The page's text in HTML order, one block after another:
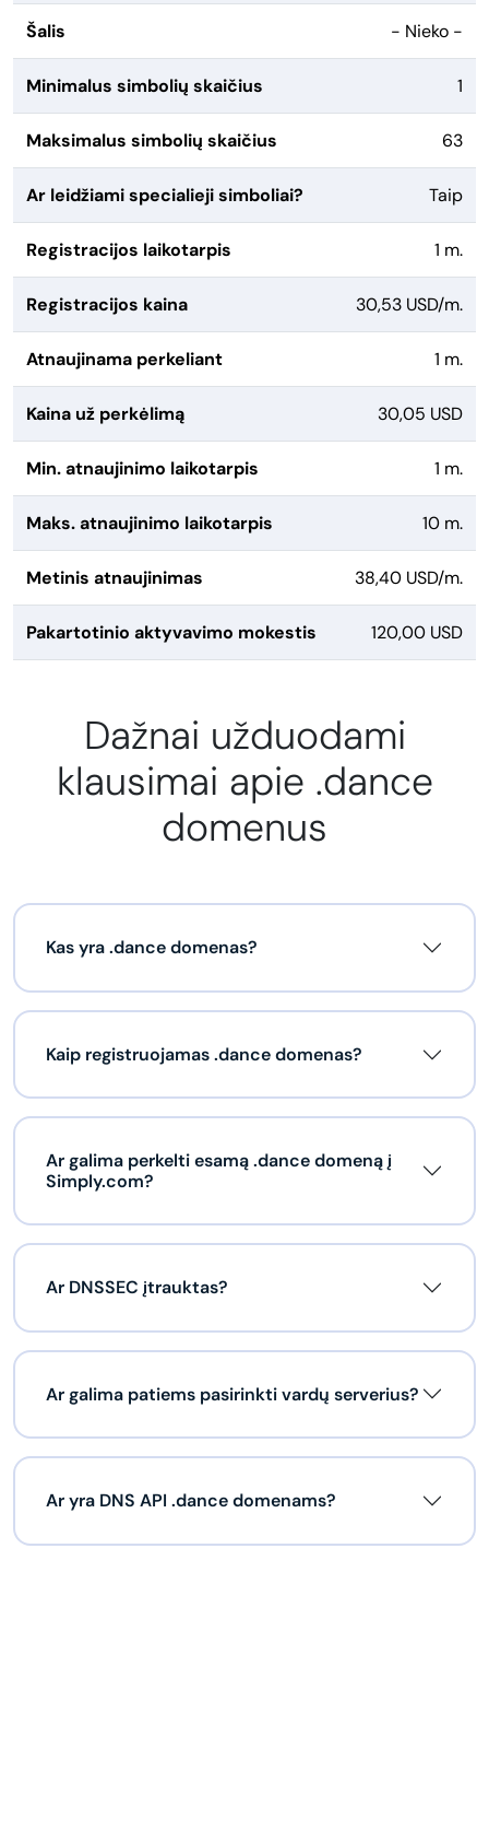
Šalis - Nieko -
Minimalus simbolių skaičius 1
Maksimalus simbolių skaičius 63
Ar leidžiami specialieji simboliai? Taip
Registracijos laikotarpis 1 m.
Registracijos kaina 30,53 USD/m.
Atnaujinama perkeliant 1 m.
Kaina už perkėlimą 30,05 USD
Min. atnaujinimo laikotarpis 1 m.
Maks. atnaujinimo laikotarpis 10 m.
Metinis atnaujinimas 38,40 USD/m.
Pakartotinio aktyvavimo mokestis 120,00 USD
Dažnai užduodami
klausimai apie .dance
domenus
Kas yra .dance domenas?
Kaip registruojamas .dance domenas?
Ar galima perkelti esamą .dance domeną į
Simply.com?
Ar DNSSEC įtrauktas?
Ar galima patiems pasirinkti vardų serverius?
Ar yra DNS API .dance domenams?